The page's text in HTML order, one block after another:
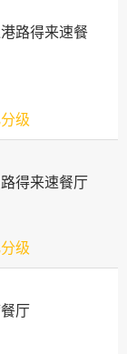
路得来速餐
级
得来速餐厅
级
厅